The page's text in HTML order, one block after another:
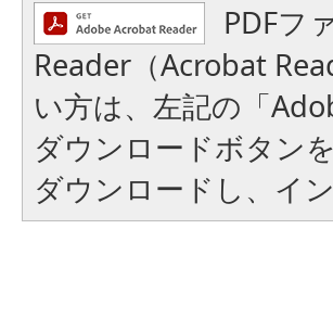
PDFフ
Reader（Acrobat
い方は、左記の「
ダウンロードボタン
ダウンロードし、イ